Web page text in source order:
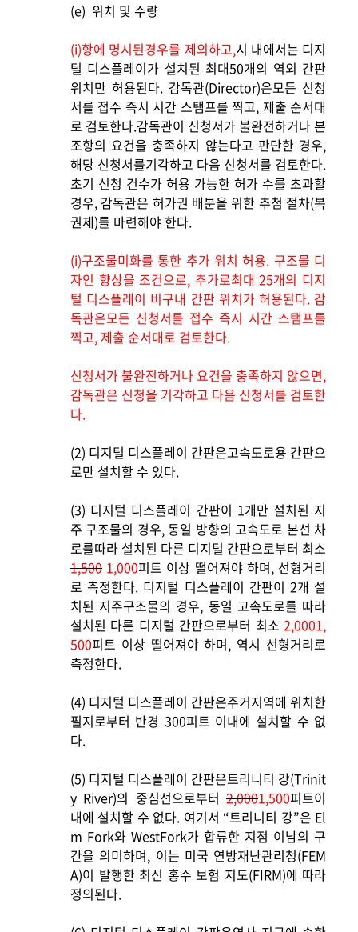
(e) 위치 및 수량
(i)항에 명시된경우를 제외하고,시 내에서는 디지
털 디스플레이가 설치된 최대50개의 역외 간판
위치만 허용된다. 감독관(Director)은모든 신청
서를 접수 즉시 시간 스탬프를 찍고, 제출 순서대
로 검토한다.감독관이 신청서가 불완전하거나 본
조항의 요건을 충족하지 않는다고 판단한 경우,
해당 신청서를기각하고 다음 신청서를 검토한다.
초기 신청 건수가 허용 가능한 허가 수를 초과할
경우, 감독관은 허가권 배분을 위한 추첨 절차(복
권제)를 마련해야 한다.
(i)구조물미화를 통한 추가 위치 허용. 구조물 디
자인 향상을 조건으로, 추가로최대 25개의 디지
털 디스플레이 비구내 간판 위치가 허용된다. 감
독관은모든 신청서를 접수 즉시 시간 스탬프를
찍고, 제출 순서대로 검토한다.
신청서가 불완전하거나 요건을 충족하지 않으면,
감독관은 신청을 기각하고 다음 신청서를 검토한
다.
(2) 디지털 디스플레이 간판은고속도로용 간판으
로만 설치할 수 있다.
(3) 디지털 디스플레이 간판이 1개만 설치된 지
주 구조물의 경우, 동일 방향의 고속도로 본선 차
로를따라 설치된 다른 디지털 간판으로부터 최소
1,500 1,000피트 이상 떨어져야 하며, 선형거리
로 측정한다. 디지털 디스플레이 간판이 2개 설
치된 지주구조물의 경우, 동일 고속도로를 따라
설치된 다른 디지털 간판으로부터 최소 2,0001,
500피트 이상 떨어져야 하며, 역시 선형거리로
측정한다.
(4) 디지털 디스플레이 간판은주거지역에 위치한
필지로부터 반경 300피트 이내에 설치할 수 없
다.
(5) 디지털 디스플레이 간판은트리니티 강(Trinit
y River)의 중심선으로부터 2,0001,500피트이
내에 설치할 수 없다. 여기서 “트리니티 강”은 El
m Fork와 WestFork가 합류한 지점 이남의 구
간을 의미하며, 이는 미국 연방재난관리청(FEM
A)이 발행한 최신 홍수 보험 지도(FIRM)에 따라
정의된다.